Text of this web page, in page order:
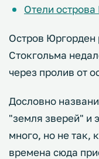
Отели
Остров Юргорден
Стокгольма
через пролив от
Дословно
"земля зверей" и
много, но не так,
времена сюда